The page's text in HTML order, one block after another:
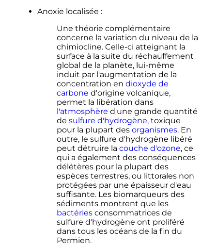
Anoxie localisée :
Une théorie complémentaire
concerne la variation du niveau de la
chimiocline. Celle-ci atteignant la
surface à la suite du réchauffement
global de la planète, lui-même
induit par l'augmentation de la
concentration en dioxyde de
carbone d'origine volcanique,
permet la libération dans
l'atmosphère d'une grande quantité
de sulfure d'hydrogène, toxique
pour la plupart des organismes. En
outre, le sulfure d'hydrogène libéré
peut détruire la couche d'ozone, ce
qui a également des conséquences
délétères pour la plupart des
espèces terrestres, ou littorales non
protégées par une épaisseur d'eau
suffisante. Les biomarqueurs des
sédiments montrent que les
bactériesconsommatrices de
sulfure d'hydrogène ont proliféré
dans tous les océans de la fin du
Permien.